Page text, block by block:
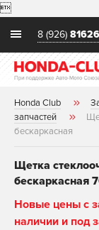

8 (926)
Honda Club
запчастей
бескаркасная
Щетка
бескаркасная
Новые цены с
наличии и под